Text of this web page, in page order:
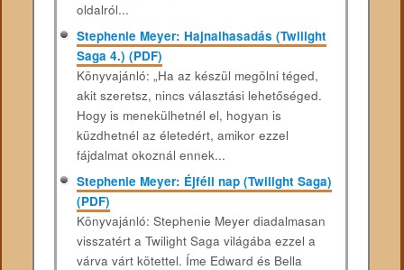
oldalról...
Stephenie Meyer: Hajnalhasadás (Twilight
Saga 4.) (PDF)
Könyvajánló: „Ha az készül megölni téged,
akit szeretsz, nincs választási lehetőséged.
Hogy is menekülhetnél el, hogyan is
küzdhetnél az életedért, amikor ezzel
fájdalmat okoznál ennek...
Stephenie Meyer: Éjféli nap (Twilight Saga)
(PDF)
Könyvajánló: Stephenie Meyer diadalmasan
visszatért a Twilight Saga világába ezzel a
várva várt kötettel. Íme Edward és Bella